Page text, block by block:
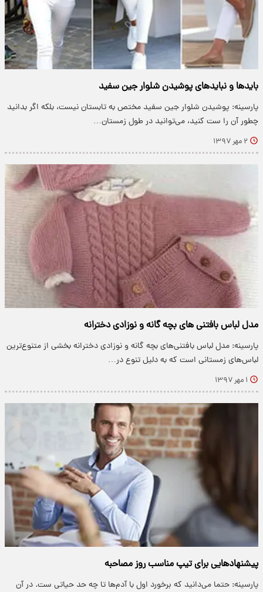
باید‌ها و نباید‌های پوشیدن شلوار جین سفید
پارسینه: پوشیدن شلوار جین سفید مختص به تابستان نیست، بلکه اگر بدانید
چطور آن را ست کنید، می‌توانید در طول زمستان…
۲ مهر ۱۳۹۷
مدل لباس بافتنی های بچه گانه و نوزادی دخترانه
پارسینه: مدل لباس بافتنی‌های بچه گانه و نوزادی دخترانه بخشی از متنوع‌ترین
لباس‌های زمستانی است که به دلیل تنوع در…
۱ مهر ۱۳۹۷
پیشنهادهایی برای تیپ مناسب روز مصاحبه
پارسینه: حتما می‌دانید که برخورد اول با آدم‌ها تا چه حد حیاتی ست. در آن